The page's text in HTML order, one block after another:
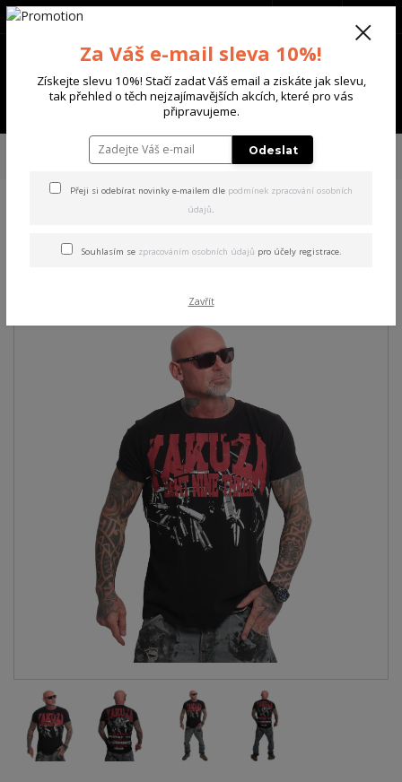
Menu
+420 702 136 620
TRIKA & TÍLKA
Yakuza pánské tričko Corazon Regular
Regular T-Shirt black XL
Za Váš e-mail sleva 10%!
Získejte slevu 10%! Stačí zadat Váš email a ziskáte jak slevu,
tak přehled o těch nejzajímavějších akcích, které pro vás
připravujeme.
Odeslat
Přeji si odebírat novinky e-mailem dle podmínek zpracování osobních
údajů.
Souhlasím se zpracováním osobních údajů pro účely registrace.
Zavřít